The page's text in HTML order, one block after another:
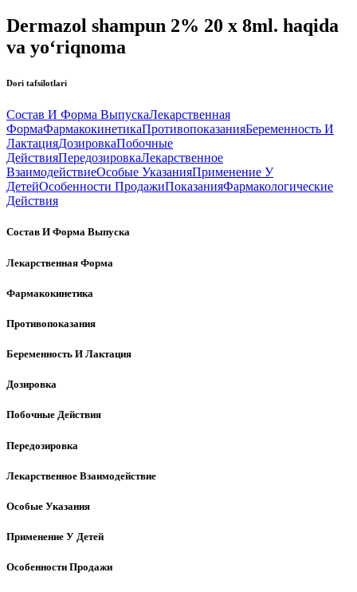
Dermazol shampun 2% 20 x 8ml. haqida
va yo‘riqnoma
Dori tafsilotlari
Состав И Форма ВыпускаЛекарственная
ФормаФармакокинетикаПротивопоказанияБеременность И
ЛактацияДозировкаПобочные
ДействияПередозировкаЛекарственное
ВзаимодействиеОсобые УказанияПрименение У
ДетейОсобенности ПродажиПоказанияФармакологические
Действия
Состав И Форма Выпуска
Лекарственная Форма
Фармакокинетика
Противопоказания
Беременность И Лактация
Дозировка
Побочные Действия
Передозировка
Лекарственное Взаимодействие
Особые Указания
Применение У Детей
Особенности Продажи